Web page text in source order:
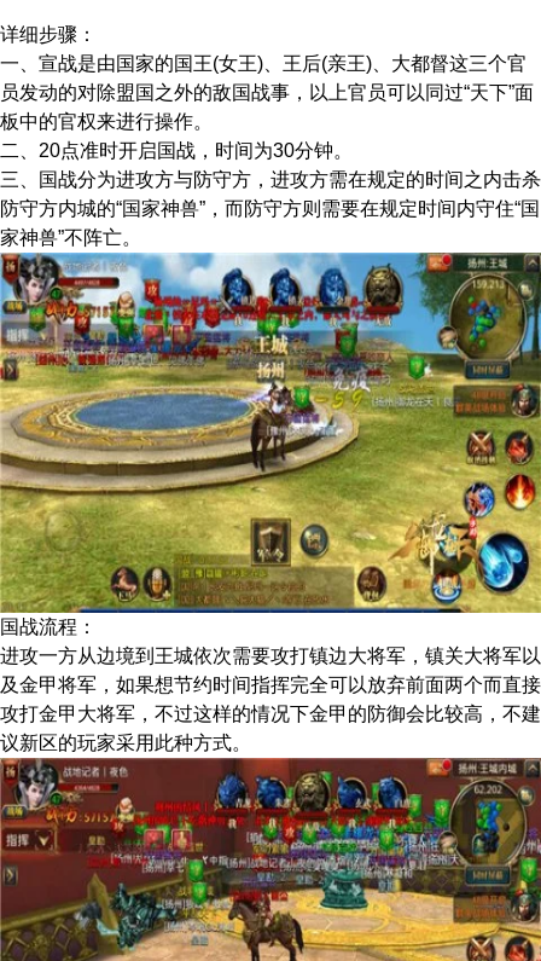
详细步骤：
一、宣战是由国家的国王(女王)、王后(亲王)、大都督这三个官
员发动的对除盟国之外的敌国战事，以上官员可以同过“天下”面
板中的官权来进行操作。
二、20点准时开启国战，时间为30分钟。
三、国战分为进攻方与防守方，进攻方需在规定的时间之内击杀
防守方内城的“国家神兽”，而防守方则需要在规定时间内守住“国
家神兽”不阵亡。
国战流程：
进攻一方从边境到王城依次需要攻打镇边大将军，镇关大将军以
及金甲将军，如果想节约时间指挥完全可以放弃前面两个而直接
攻打金甲大将军，不过这样的情况下金甲的防御会比较高，不建
议新区的玩家采用此种方式。